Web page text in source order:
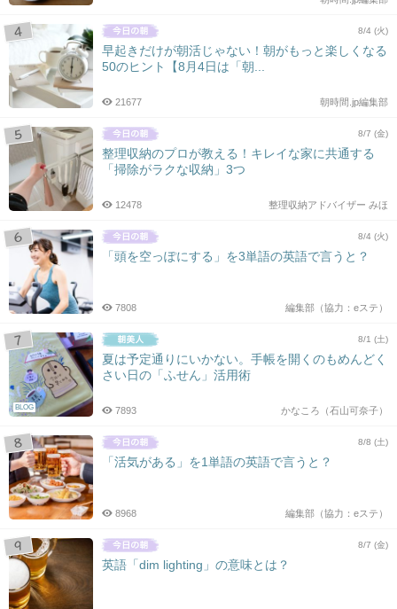
8/4 (火)
早起きだけが朝活じゃない！朝がもっと楽しくなる
50のヒント【8月4日は「朝...
朝時間.jp編集部
21677
8/7 (金)
整理収納のプロが教える！キレイな家に共通する
「掃除がラクな収納」3つ
整理収納アドバイザー みほ
12478
8/4 (火)
「頭を空っぽにする」を3単語の英語で言うと？
編集部（協力：eステ）
7808
BLOG
8/1 (土)
夏は予定通りにいかない。手帳を開くのもめんどく
さい日の「ふせん」活用術
かなころ（石山可奈子）
7893
8/8 (土)
「活気がある」を1単語の英語で言うと？
編集部（協力：eステ）
8968
8/7 (金)
英語「dim lighting」の意味とは？